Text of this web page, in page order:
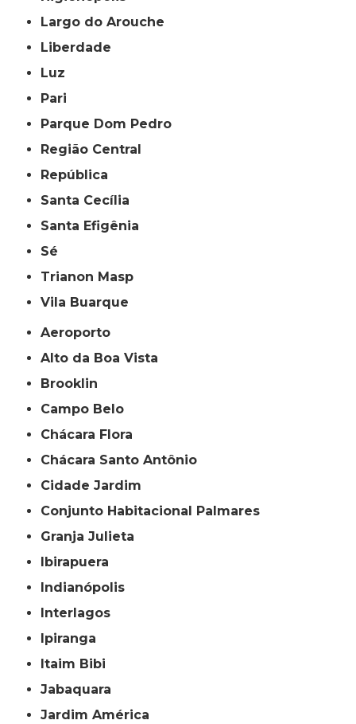
Largo do Arouche
Liberdade
Luz
Pari
Parque Dom Pedro
Região Central
República
Santa Cecília
Santa Efigênia
Sé
Trianon Masp
Vila Buarque
Aeroporto
Alto da Boa Vista
Brooklin
Campo Belo
Chácara Flora
Chácara Santo Antônio
Cidade Jardim
Conjunto Habitacional Palmares
Granja Julieta
Ibirapuera
Indianópolis
Interlagos
Ipiranga
Itaim Bibi
Jabaquara
Jardim América